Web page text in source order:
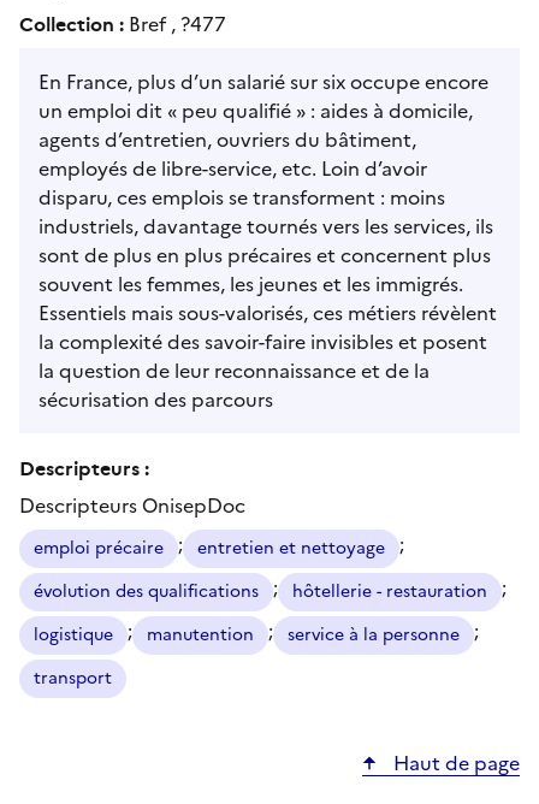
Collection : Bref , ?477
En France, plus d’un salarié sur six occupe encore
un emploi dit « peu qualifié » : aides à domicile,
agents d’entretien, ouvriers du bâtiment,
employés de libre-service, etc. Loin d’avoir
disparu, ces emplois se transforment : moins
industriels, davantage tournés vers les services, ils
sont de plus en plus précaires et concernent plus
souvent les femmes, les jeunes et les immigrés.
Essentiels mais sous-valorisés, ces métiers révèlent
la complexité des savoir-faire invisibles et posent
la question de leur reconnaissance et de la
sécurisation des parcours
Descripteurs :
Descripteurs OnisepDoc
emploi précaire ; entretien et nettoyage ;
évolution des qualifications ; hôtellerie - restauration ;
logistique ; manutention ; service à la personne ;
transport
Haut de page